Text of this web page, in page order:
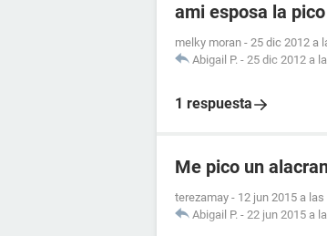
ami esposa la
melky moran - 25 dic 2012 a
Abigail P. - 25 dic 2012 a
1 respuesta
Me pico un
terezamay - 12 jun 2015 a las
Abigail P. - 22 jun 2015 a